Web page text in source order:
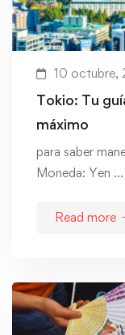
10 octubre,
Tokio: Tu
máximo
para saber
Moneda: Yen …
Read more